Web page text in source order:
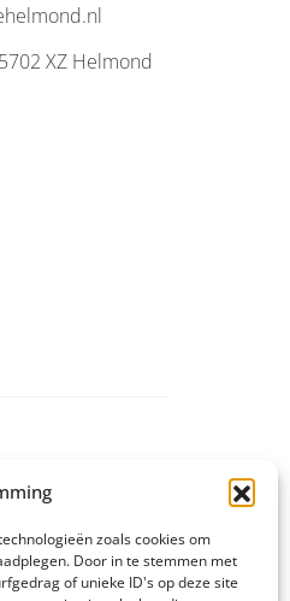
zoals cookies om
Door in te stemmen met
of unieke ID's op deze site
XZ Helmond